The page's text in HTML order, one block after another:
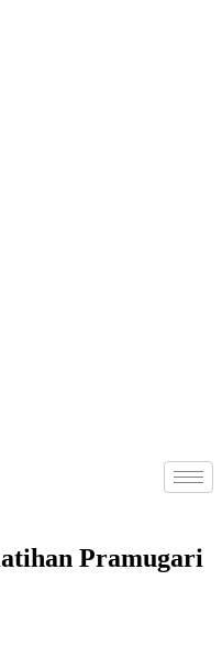
Pramugari